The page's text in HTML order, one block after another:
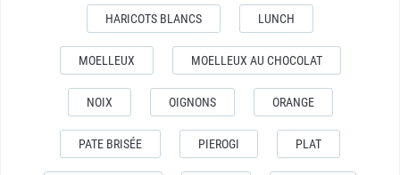
HARICOTS BLANCS LUNCH
MOELLEUX MOELLEUX AU CHOCOLAT
NOIX OIGNONS ORANGE
PATE BRISÉE PIEROGI PLAT